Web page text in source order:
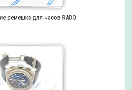
ремешка для часов RADO